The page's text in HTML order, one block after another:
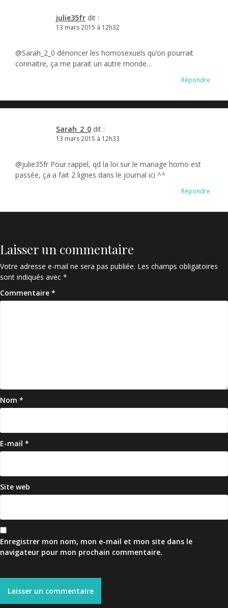
julie35fr dit :
13 mars 2015 à 12h32
@Sarah_2_0 dénoncer les homosexuels qu’on pourrait
connaitre, ça me parait un autre monde…
Répondre
Sarah_2_0 dit :
13 mars 2015 à 12h33
@julie35fr Pour rappel, qd la loi sur le mariage homo est
passée, ça a fait 2 lignes dans le journal ici ^^
Répondre
Laisser un commentaire
Votre adresse e-mail ne sera pas publiée. Les champs obligatoires
sont indiqués avec *
Commentaire *
Nom *
E-mail *
Site web
Enregistrer mon nom, mon e-mail et mon site dans le
navigateur pour mon prochain commentaire.